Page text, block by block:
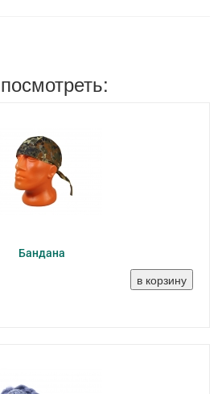
Бандана